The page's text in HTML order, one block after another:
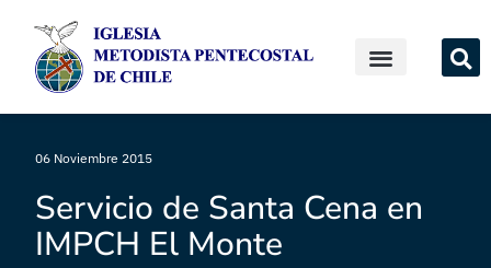
06 Noviembre 2015
Servicio de Santa Cena en
IMPCH El Monte